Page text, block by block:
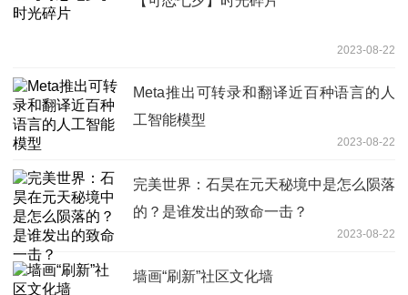
2023-08-22
Meta推出可转录和翻译近百种语言的人
工智能模型
2023-08-22
完美世界：石昊在元天秘境中是怎么陨落
的？是谁发出的致命一击？
2023-08-22
墙画“刷新”社区文化墙